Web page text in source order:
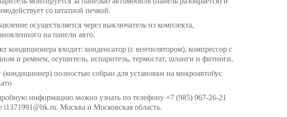
со штатной печкой.
осуществляется через выключатель из комплекта,
на панели авто.
кондиционера входит: конденсатор (с вентилятором), компрессор с
и ремнем, осушитель, испаритель, термостат, шланги и фитинги.
полностью собран для установки на микроавтобус
информацию можно узнать по телефону +7 (985) 967-26-21
i1371991@bk.ru. Москва и Московская область.